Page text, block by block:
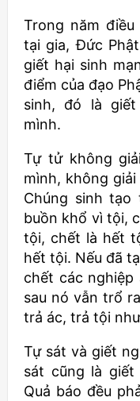
Trong năm
tại gia, Đức
giết hại sinh
điểm của đạo
sinh, đó là
mình.
Tự tử không
mình, không
Chúng sinh
buồn khổ vì tội,
tội, chết là hết
hết tội. Nếu đã
chết các
sau nó vẫn trổ
trả ác, trả tội
Tự sát và giết
sát cũng là giết
Quả báo đều